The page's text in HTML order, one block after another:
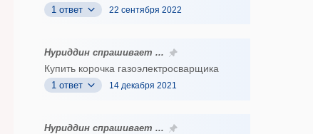
1 ответ 22 сентября 2022
Нуриддин спрашивает ...
Купить корочка газоэлектросварщика
1 ответ 14 декабря 2021
Нуриддин спрашивает ...